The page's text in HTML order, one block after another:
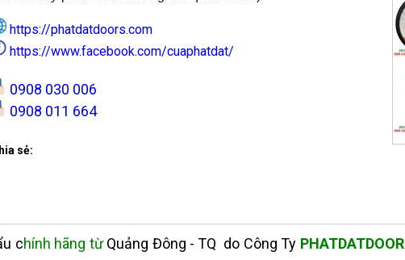
https://phatdatdoors.com
https://www.facebook.com/cuaphatdat/
0908 030 006
0908 011 664
sẻ:
chính hãng từQuảng Đông - TQ do Công Ty